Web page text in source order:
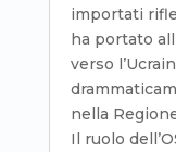
importati
ha portato
verso
nella
Il ruolo